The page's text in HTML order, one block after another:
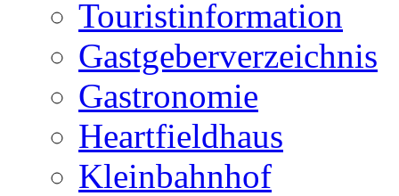
Touristinformation
Gastgeberverzeichnis
Gastronomie
Heartfieldhaus
Kleinbahnhof